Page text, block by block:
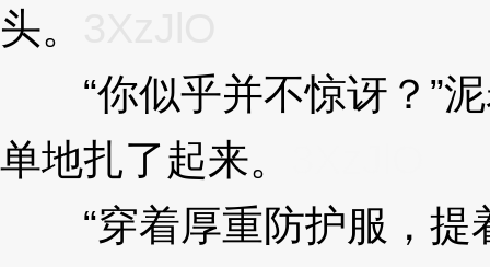
头。
“你似乎并不惊讶？”泥
单地扎了起来。
“穿着厚重防护服，提